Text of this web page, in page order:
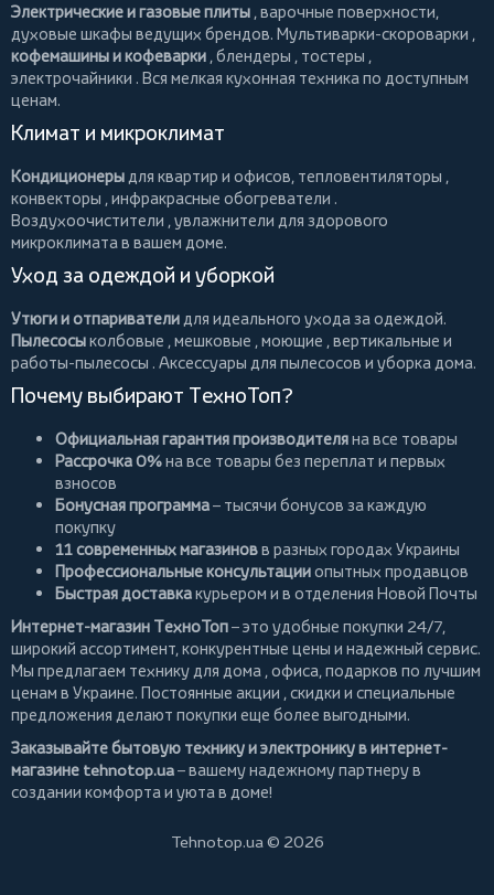
Электрические и газовые плиты , варочные поверхности,
духовые шкафы ведущих брендов. Мультиварки-скороварки ,
кофемашины и кофеварки ,блендеры , тостеры ,
электрочайники . Вся мелкая кухонная техника по доступным
ценам.
Климат и микроклимат
Кондиционерыдля квартир и офисов, тепловентиляторы ,
конвекторы ,инфракрасные обогреватели .
Воздухоочистители , увлажнители для здорового
микроклимата в вашем доме.
Уход за одеждой и уборкой
Утюги и отпаривателидля идеального ухода за одеждой.
Пылесосыколбовые ,мешковые ,моющие ,вертикальные и
работы-пылесосы . Аксессуары для пылесосов и уборка дома.
Почему выбирают ТехноТоп?
Официальная гарантия производителяна все товары
Рассрочка 0%на все товары без переплат и первых
взносов
Бонусная программа– тысячи бонусов за каждую
покупку
11 современных магазиновв разных городах Украины
Профессиональные консультацииопытных продавцов
Быстрая доставкакурьером и в отделения Новой Почты
Интернет-магазин ТехноТоп– это удобные покупки 24/7,
широкий ассортимент, конкурентные цены и надежный сервис.
Мы предлагаем технику для дома , офиса, подарков по лучшим
ценам в Украине. Постоянные акции , скидки и специальные
предложения делают покупки еще более выгодными.
Заказывайте бытовую технику и электронику в интернет-
магазине tehnotop.ua– вашему надежному партнеру в
создании комфорта и уюта в доме!
Tehnotop.ua © 2026